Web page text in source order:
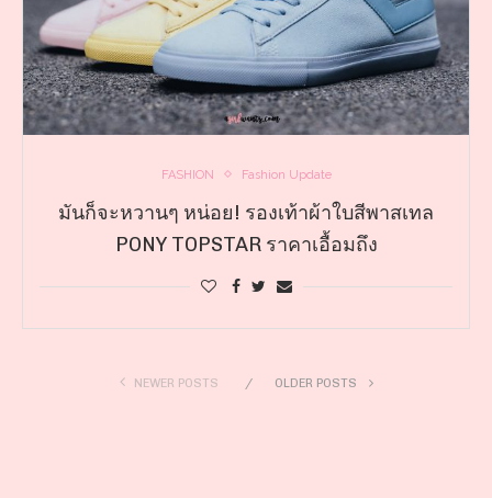
FASHION Fashion Update
มันก็จะหวานๆ หน่อย! รองเท้าผ้าใบสีพาสเทล
PONY TOPSTAR ราคาเอื้อมถึง
NEWER POSTS OLDER POSTS